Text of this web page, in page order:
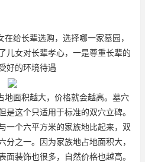
给长辈选购，选择哪一家墓园，
儿女对长辈孝心，一是尊重长辈的
好的环境待遇
地面积越大，价格就会越高。墓穴
是这个只适用于标准的双穴立碑。
一个六平方米的家族地比起来，双
分之一。因为家族地占地面积大，
面装饰也很多，自然价格也越高。